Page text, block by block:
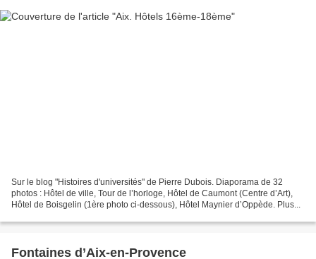
Sur le blog "Histoires d'universités" de Pierre Dubois. Diaporama de 32
photos : Hôtel de ville, Tour de l’horloge, Hôtel de Caumont (Centre d’Art),
Hôtel de Boisgelin (1ère photo ci-dessous), Hôtel Maynier d’Oppède. Plus...
Fontaines d’Aix-en-Provence